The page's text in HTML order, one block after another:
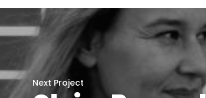
Next Project